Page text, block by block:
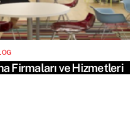
Firmaları ve Hizmetleri